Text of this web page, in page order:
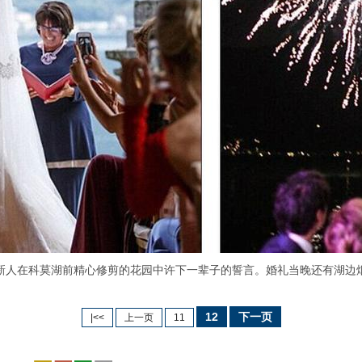
科莫湖前精心修剪的花园中许下一辈子的誓言。婚礼当晚还有湖边
|<< 上一页 11 12 下一页